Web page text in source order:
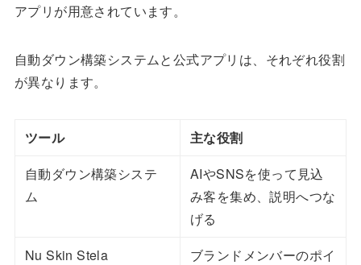
アプリが用意されています。
自動ダウン構築システムと公式アプリは、それぞれ役割
が異なります。
ツール
主な役割
自動ダウン構築システ
ム
AIやSNSを使って見込
み客を集め、説明へつな
げる
Nu Skin Stela
ブランドメンバーのポイ